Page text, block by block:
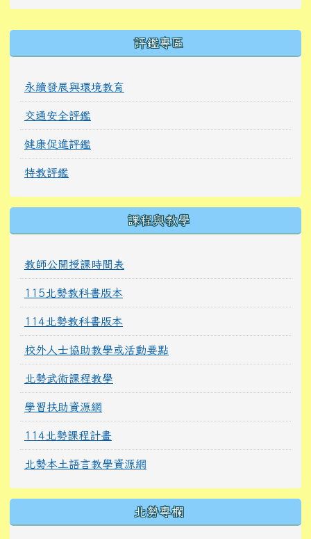
評鑑專區
永續發展與環境教育
交通安全評鑑
健康促進評鑑
特教評鑑
課程與教學
教師公開授課時間表
115北勢教科書版本
114北勢教科書版本
校外人士協助教學或活動要點
北勢武術課程教學
學習扶助資源網
114北勢課程計畫
北勢本土語言教學資源網
北勢專欄